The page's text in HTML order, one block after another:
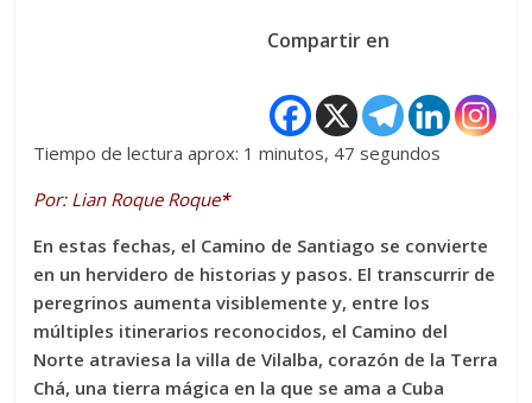
Compartir en
Tiempo de lectura aprox: 1 minutos, 47 segundos
Por: Lian Roque Roque*
En estas fechas, el Camino de Santiago se convierte
en un hervidero de historias y pasos. El transcurrir de
peregrinos aumenta visiblemente y, entre los
múltiples itinerarios reconocidos, el Camino del
Norte atraviesa la villa de Vilalba, corazón de la Terra
Chá, una tierra mágica en la que se ama a Cuba